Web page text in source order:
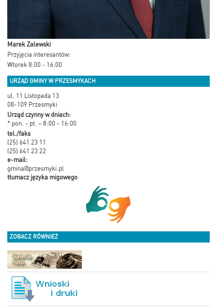
Marek Zalewski
Przyjęcia interesantów:
Wtorek 8:00 - 16:00
URZĄD GMINY W PRZESMYKACH
ul. 11 Listopada 13
08-109 Przesmyki
Urząd czynny w dniach:
* pon. - pt. – 8:00 - 16:00
tel./faks
(25) 641 23 11
(25) 641 23 22
e-mail:
gmina@przesmyki.pl
tłumacz języka migowego
ZOBACZ RÓWNIEŻ